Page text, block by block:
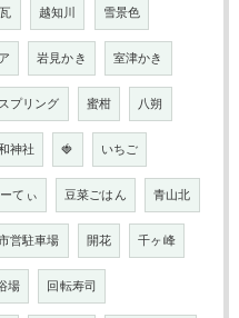
越知川 雪景色
岩見かき 室津かき
プリング 蜜柑 八朔
神社 🍓 いちご
てぃ 豆菜ごはん 青山北
営駐車場 開花 千ヶ峰
場 回転寿司